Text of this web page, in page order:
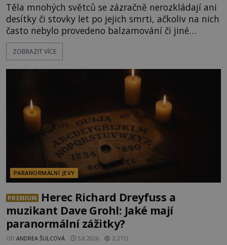
Těla mnohých světců se zázračně nerozkládají ani
desítky či stovky let po jejich smrti, ačkoliv na nich
často nebylo provedeno balzamování či jiné
pokusy o konzervaci. Neporušené ostatky bývají
považovány za důkaz svatosti zemřelých. Jaké
ZOBRAZIT VÍCE
PARANORMÁLNÍ JEVY
PREMIUM
Herec Richard Dreyfuss a
muzikant Dave Grohl: Jaké mají
paranormální zážitky?
OD ANDREA ŠULCOVÁ 5.8.2026 2.2TIS